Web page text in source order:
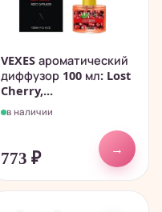
VEXES ароматический
диффузор 100 мл: Lost
Cherry,...
в наличии
773 ₽
→